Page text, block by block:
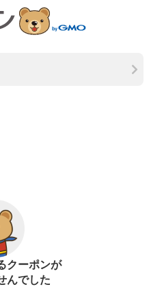
クーポンが
んでした